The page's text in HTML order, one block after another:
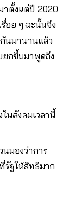
าตั้งแต่ปี 2020
อย ๆ ฉะนั้นจึง
กันมานานแล้ว
กขึ้นมาพูดถึง
นสังคมเวลานี้
นมองว่าการ
รัฐให้สิทธิมาก